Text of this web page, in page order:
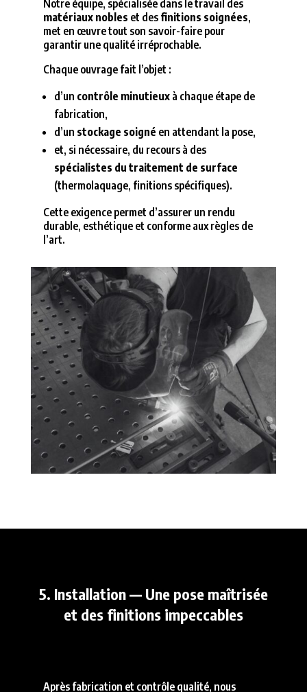
Notre équipe, spécialisée dans le travail des
matériaux nobles et des finitions soignées,
met en œuvre tout son savoir-faire pour
garantir une qualité irréprochable.
Chaque ouvrage fait l’objet :
d’un contrôle minutieuxà chaque étape de
fabrication,
d’un stockage soigné en attendant la pose,
et, si nécessaire, du recours à des
spécialistes du traitement de surface
(thermolaquage, finitions spécifiques).
Cette exigence permet d’assurer un rendu
durable, esthétique et conforme aux règles de
l’art.
5. Installation — Une pose maîtrisée
et des finitions impeccables
Après fabrication et contrôle qualité, nous